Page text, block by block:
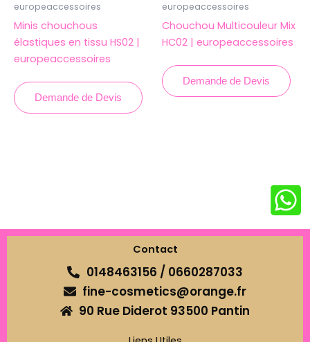
europeaccessoires
Minis chouchous
élastiques en tissu HS02 |
europeaccessoires
Demande de Devis
europeaccessoires
Chouchou Multicouleur Mix
HC02 | europeaccessoires
Demande de Devis
Contact
0148463156 / 0660287033
fine-cosmetics@orange.fr
90 Rue Diderot 93500 Pantin